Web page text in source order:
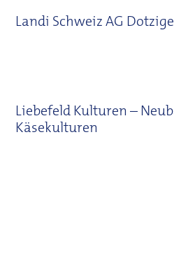
Landi Schweiz AG
Liebefeld Kulturen –
Käsekulturen